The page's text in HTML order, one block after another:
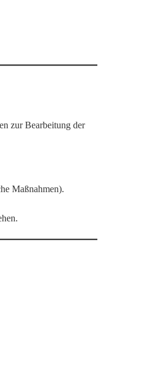
zur Bearbeitung der
Maßnahmen).